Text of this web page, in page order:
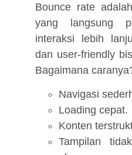
Bounce rate
yang langsung
interaksi lebih
dan user-friendly
Bagaimana
Navigasi
Loading cepat.
Konten
Tampilan